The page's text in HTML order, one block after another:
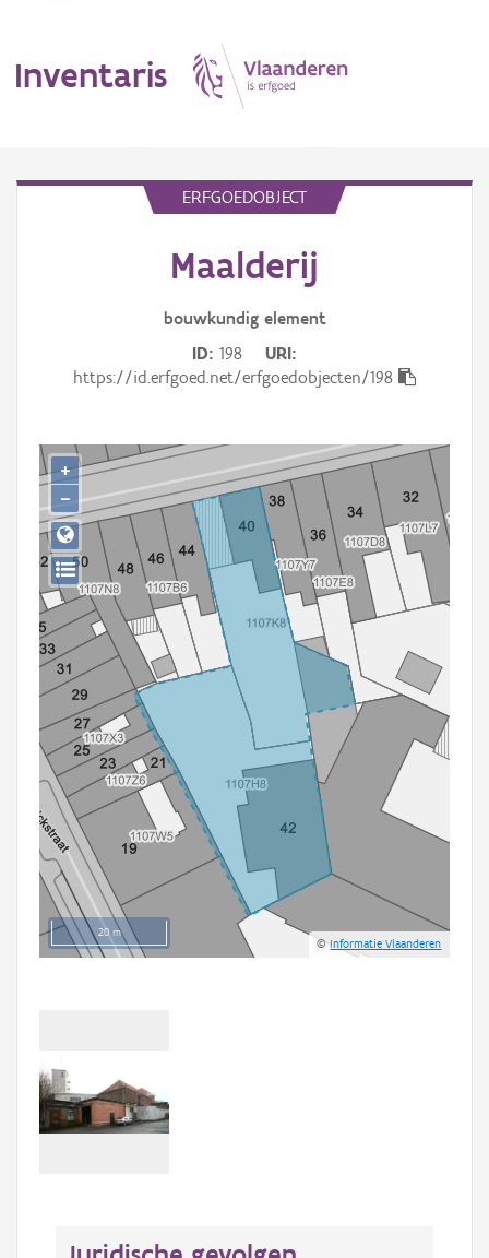
Inventaris
Gebeurtenis
Persoon of collectief
Downloads
Hergebruik
Aanmelden
ERFGOEDOBJECT
Maalderij
bouwkundig element
ID 198
URI
https://id.erfgoed.net/erfgoedobjecten/198
20 m
©Informatie Vlaanderen
+
−